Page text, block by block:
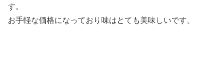
す。
お手軽な価格になっており味はとても美味しいです。